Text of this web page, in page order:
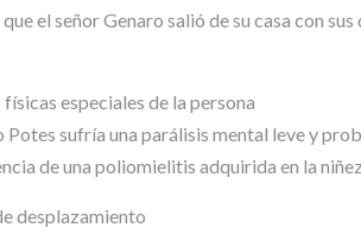
el señor Genaro salió de su casa con
especiales de la persona
Potes sufría una parálisis mental leve y
de una poliomielitis adquirida en la
desplazamiento